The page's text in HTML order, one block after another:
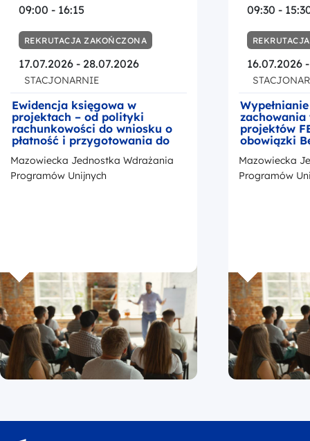
09:00 - 16:15
REKRUTACJA ZAKOŃCZONA
17.07.2026 - 28.07.2026
STACJONARNIE
Ewidencja księgowa w
projektach – od polityki
rachunkowości do wniosku o
płatność i przygotowania do
Mazowiecka Jednostka Wdrażania
Programów Unijnych
09:30 -
16.07.2026
zachowania
projektów
obowiązki
z
promocji
Mazowiecka
Programów